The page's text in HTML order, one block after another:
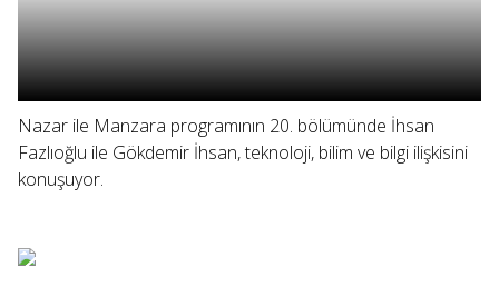
Nazar ile Manzara programının 20. bölümünde İhsan
Fazlıoğlu ile Gökdemir İhsan, teknoloji, bilim ve bilgi ilişkisini
konuşuyor.